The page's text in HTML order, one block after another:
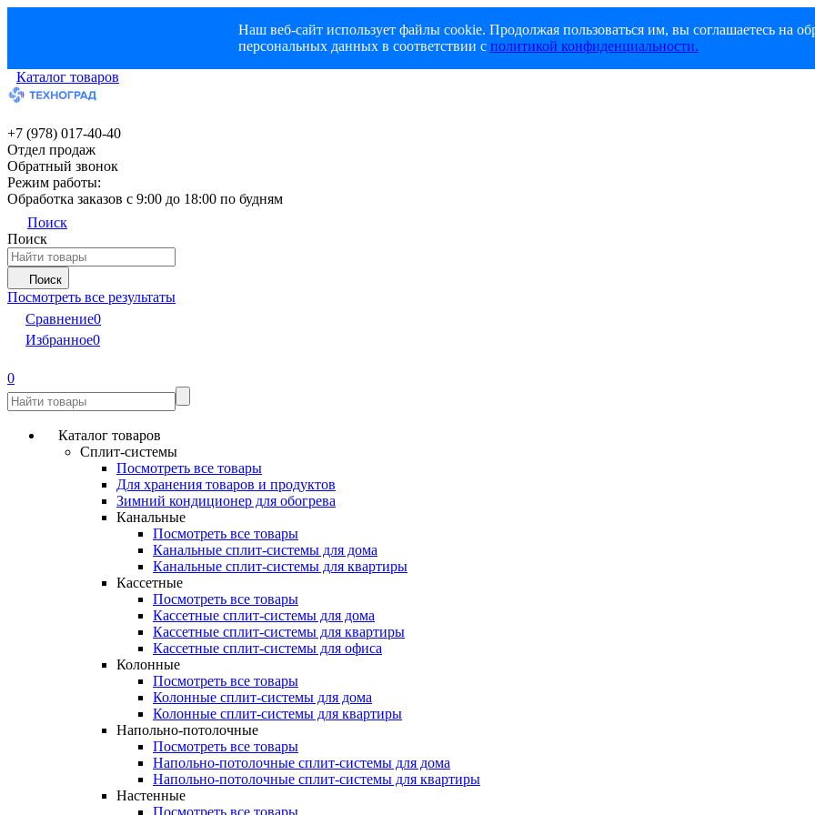
Наш веб-сайт использует файлы cookie. Продолжая пользоваться им, вы соглашаетесь на
персональных данных в соответствии с политикой конфиденциальности.
Каталог товаров
+7 (978) 017-40-40
Отдел продаж
Обратный звонок
Режим работы:
Обработка заказов с 9:00 до 18:00 по будням
Поиск
Поиск
Поиск
Посмотреть все результаты
Сравнение0
Избранное0
0
Каталог товаров
Сплит-системы
Посмотреть все товары
Для хранения товаров и продуктов
Зимний кондиционер для обогрева
Канальные
Посмотреть все товары
Канальные сплит-системы для дома
Канальные сплит-системы для квартиры
Кассетные
Посмотреть все товары
Кассетные сплит-системы для дома
Кассетные сплит-системы для квартиры
Кассетные сплит-системы для офиса
Колонные
Посмотреть все товары
Колонные сплит-системы для дома
Колонные сплит-системы для квартиры
Напольно-потолочные
Посмотреть все товары
Напольно-потолочные сплит-системы для дома
Напольно-потолочные сплит-системы для квартиры
Настенные
Посмотреть все товары